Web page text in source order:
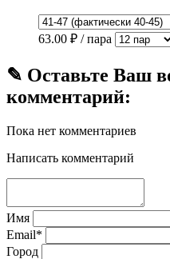
63.00 ₽ / пара
✎ Оставьте Ваш
комментарий:
Пока нет комментариев
Написать комментарий
Имя
Email*
Город